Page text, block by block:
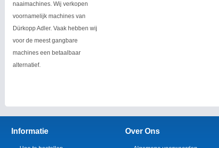
naaimachines. Wij verkopen
voornamelijk machines van
Dürkopp Adler. Vaak hebben wij
voor de meest gangbare
machines een betaalbaar
alternatief.
Informatie Over Ons